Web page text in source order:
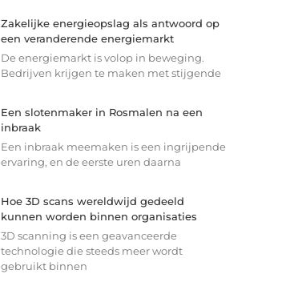
Zakelijke energieopslag als antwoord op
een veranderende energiemarkt
De energiemarkt is volop in beweging.
Bedrijven krijgen te maken met stijgende
Een slotenmaker in Rosmalen na een
inbraak
Een inbraak meemaken is een ingrijpende
ervaring, en de eerste uren daarna
Hoe 3D scans wereldwijd gedeeld
kunnen worden binnen organisaties
3D scanning is een geavanceerde
technologie die steeds meer wordt
gebruikt binnen